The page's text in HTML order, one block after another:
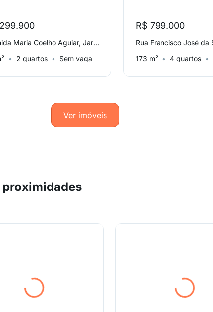
Avenida Maria Coelho Aguiar, Jardim São Luís
2 quartos Sem vaga
R$ 799.000
173 m²
4 quartos
Ver imóveis